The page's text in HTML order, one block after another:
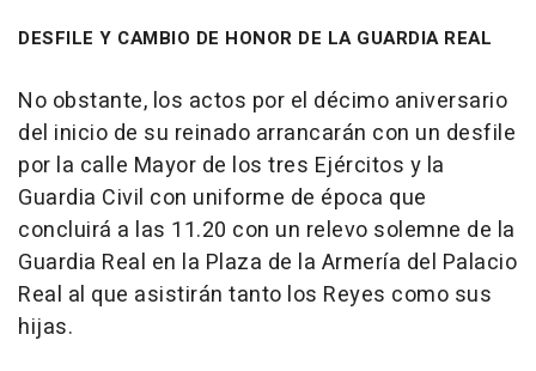
DESFILE Y CAMBIO DE HONOR DE LA GUARDIA REAL
No obstante, los actos por el décimo aniversario
del inicio de su reinado arrancarán con un desfile
por la calle Mayor de los tres Ejércitos y la
Guardia Civil con uniforme de época que
concluirá a las 11.20 con un relevo solemne de la
Guardia Real en la Plaza de la Armería del Palacio
Real al que asistirán tanto los Reyes como sus
hijas.